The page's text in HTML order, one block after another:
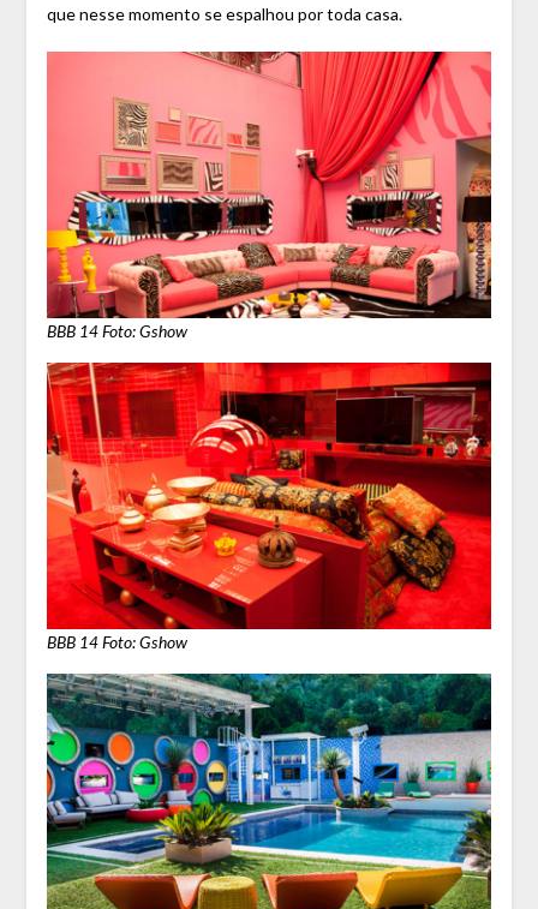
que nesse momento se espalhou por toda casa.
BBB 14 Foto: Gshow
BBB 14 Foto: Gshow